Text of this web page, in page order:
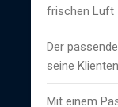
frischen Luft
Der
seine
Mit einem